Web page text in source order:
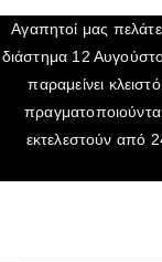
Αγαπητοί μας
διάστημα 12
παραμείνει
εκτελεστούν από